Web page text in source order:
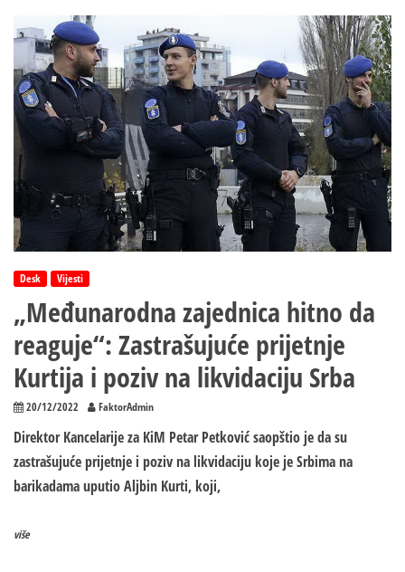
pravo
lice
prijeteći
nasiljem
i
smrću
Srbima
Desk Vijesti
„Međunarodna zajednica hitno da
reaguje“: Zastrašujuće prijetnje
Kurtija i poziv na likvidaciju Srba
20/12/2022 FaktorAdmin
Direktor Kancelarije za KiM Petar Petković saopštio je da su
zastrašujuće prijetnje i poziv na likvidaciju koje je Srbima na
barikadama uputio Aljbin Kurti, koji,
više